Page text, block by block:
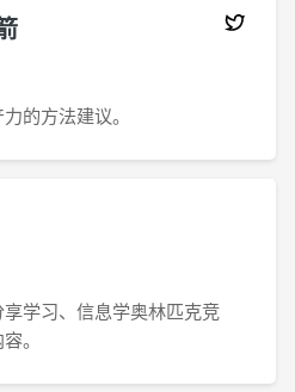
的方法建议。
学习、信息学奥林匹克竞
。